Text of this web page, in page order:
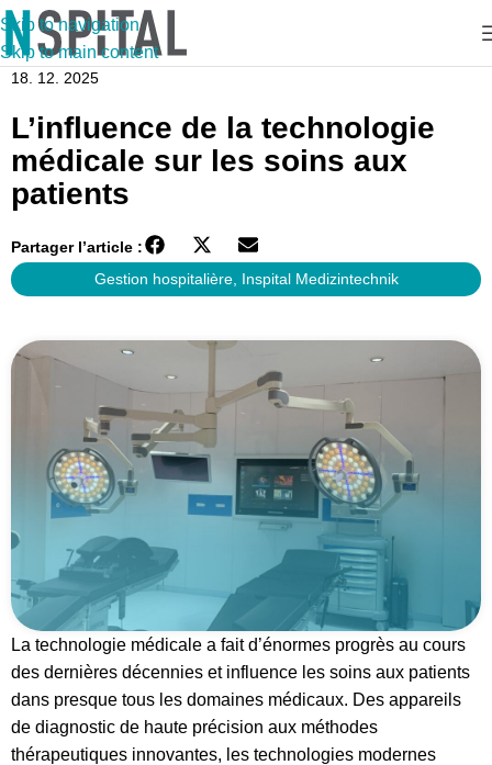
Skip to navigation
Skip to main content
18. 12. 2025
L’influence de la technologie
médicale sur les soins aux
patients
Partager l’article :
Gestion hospitalière, Inspital Medizintechnik
La technologie médicale a fait d’énormes progrès au cours
des dernières décennies et influence les soins aux patients
dans presque tous les domaines médicaux. Des appareils
de diagnostic de haute précision aux méthodes
thérapeutiques innovantes, les technologies modernes